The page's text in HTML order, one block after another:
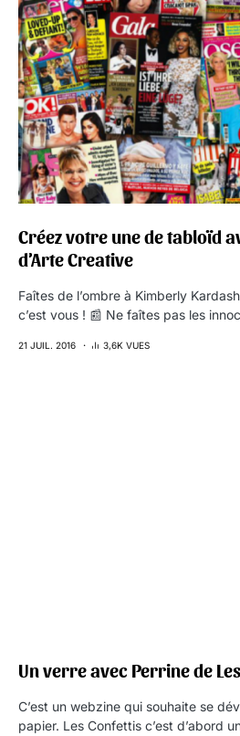
Créez votre une de tabloïd
d’Arte Creative
Faîtes de l’ombre à Kimberly
c’est vous ! 📰 Ne faîtes pas les
21 JUIL. 2016 3,6K VUES
Un verre avec Perrine de
C’est un webzine qui souhaite se
papier. Les Confettis c’est d’abord